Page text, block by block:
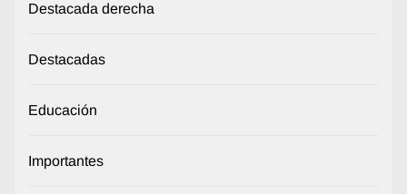
Destacada derecha
Destacadas
Educación
Importantes